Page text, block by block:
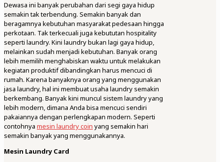
Dewasa ini banyak perubahan dari segi gaya hidup
semakin tak terbendung. Semakin banyak dan
beragamnya kebutuhan masyarakat pedesaan hingga
perkotaan. Tak terkecuali juga kebututan hospitality
seperti laundry. Kini laundry bukan lagi gaya hidup,
melainkan sudah menjadi kebutuhan. Banyak orang
lebih memilih menghabiskan waktu untuk melakukan
kegiatan produktif dibandingkan harus mencuci di
rumah. Karena banyaknya orang yang menggunakan
jasa laundry, hal ini membuat usaha laundry semakin
berkembang. Banyak kini muncul sistem laundry yang
lebih modern, dimana Anda bisa mencuci sendiri
pakaiannya dengan perlengkapan modern. Seperti
contohnya mesin laundry coin yang semakin hari
semakin banyak yang menggunakannya.
Mesin Laundry Card